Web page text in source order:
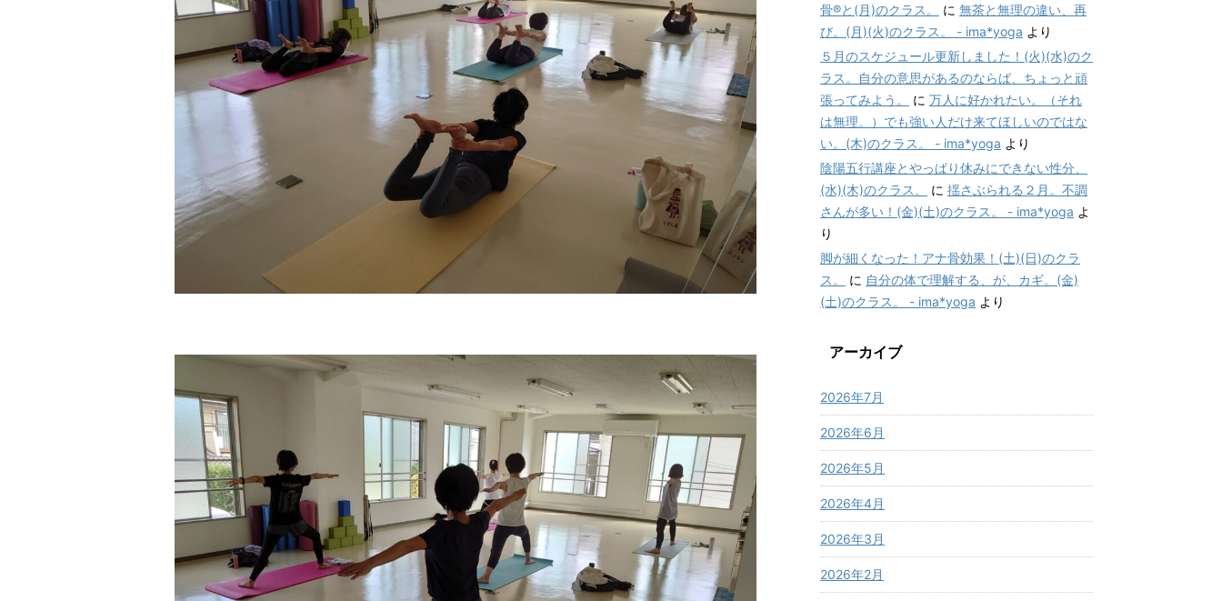
骨®と(月)のクラス。
に 無茶と無理の違い、再
び。(月)(火)のクラス。 - ima*yoga より
５月のスケジュール更新しました！(火)(水)のク
ラス。自分の意思があるのならば、ちょっと頑
張ってみよう。
に 万人に好かれたい。（それ
は無理。）でも強い人だけ来てほしいのではな
い。(木)のクラス。 - ima*yoga より
陰陽五行講座とやっぱり休みにできない性分、
(水)(木)のクラス。
に 揺さぶられる２月。不調
さんが多い！(金)(土)のクラス。 - ima*yoga よ
り
脚が細くなった！アナ骨効果！(土)(日)のクラ
ス。
に 自分の体で理解する、が、カギ。(金)
(土)のクラス。 - ima*yoga より
アーカイブ
2026年7月
2026年6月
2026年5月
2026年4月
2026年3月
2026年2月